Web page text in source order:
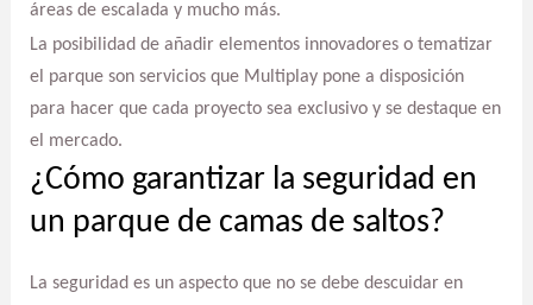
áreas de escalada y mucho más.
La posibilidad de añadir elementos innovadores o tematizar
el parque son servicios que Multiplay pone a disposición
para hacer que cada proyecto sea exclusivo y se destaque en
el mercado.
¿Cómo garantizar la seguridad en
un parque de camas de saltos?
La seguridad es un aspecto que no se debe descuidar en